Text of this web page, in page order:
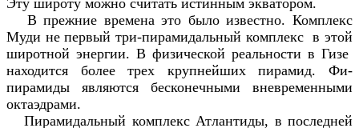
Эту широту можно считать истинным экватором.
В прежние времена это было известно. Комплекс
Mуди не первый три-пирамидальный комплекс в этой
широтной энергии. В физической реальности в Гизе
находится более трех крупнейших пирамид. Фи-
пирамиды являются бесконечными вневременными
октаэдрами.
Пирамидальный комплекс Атлантиды, в последней